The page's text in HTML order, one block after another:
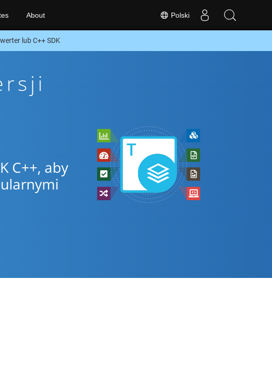
Polski
About
lub C++ SDK
C++, aby